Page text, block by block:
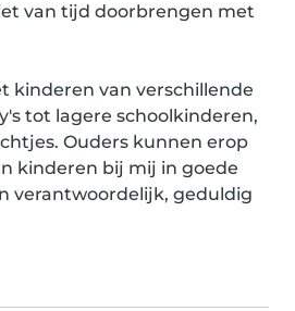
van tijd doorbrengen met
kinderen van verschillende
tot lagere schoolkinderen,
Ouders kunnen erop
kinderen bij mij in goede
verantwoordelijk, geduldig